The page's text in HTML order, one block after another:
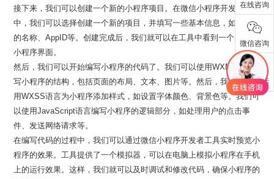
接下来，我们可以创建一个新的小程序项目。在微信小程序开发者工具
中，我们可以选择创建一个新的项目，并填写一些基本信息，如小程序
的名称、AppID等。创建完成后，我们就可以在工具中看到一个空白的
小程序界面。
然后，我们可以开始编写小程序的代码了。我们可以使用WXML语言编
写小程序的结构，包括页面的布局、文本、图片等。然后，我们可以使
用WXSS语言为小程序添加样式，如设置字体颜色、背景色等。我们可
以使用JavaScript语言编写小程序的逻辑部分，如处理用户的点击事
件、发送网络请求等。
在编写代码的过程中，我们可以通过微信小程序开发者工具实时预览小
程序的效果。工具提供了一个模拟器，可以在电脑上模拟小程序在手机
上的运行效果。这样，我们就可以及时调试和修改代码，确保小程序的
在线咨询
微信咨询
联系电话